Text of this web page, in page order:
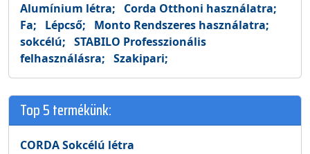
Alumínium létra;
Corda Otthoni használatra;
Fa;
Lépcső;
Monto Rendszeres használatra;
sokcélú; STABILO Professzionális
felhasználásra; Szakipari;
Top 5 termékünk:
CORDA Sokcélú létra